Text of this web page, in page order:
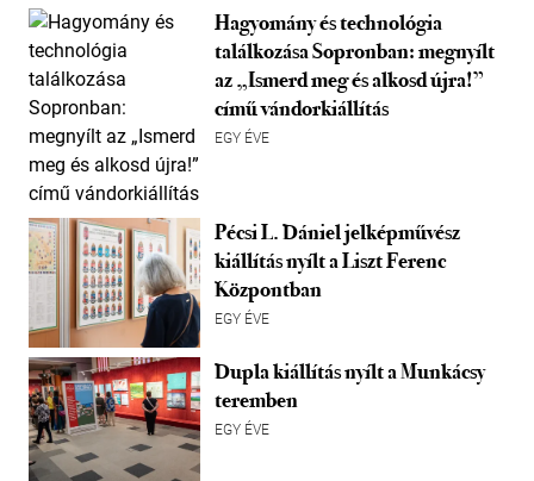
Hagyomány és technológia
találkozása Sopronban: megnyílt
az „Ismerd meg és alkosd újra!”
című vándorkiállítás
EGY ÉVE
Pécsi L. Dániel jelképművész
kiállítás nyílt a Liszt Ferenc
Központban
EGY ÉVE
Dupla kiállítás nyílt a Munkácsy
teremben
EGY ÉVE